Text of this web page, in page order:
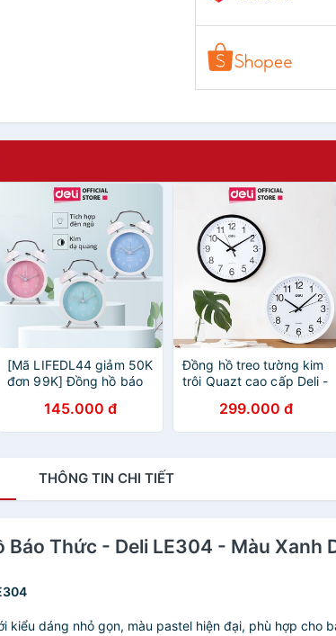
[Mã LIFEDL44 giảm 50K
đơn 99K] Đồng hồ báo
dương/Xanh lá/ Hồng -
8802
145.000 đ
Đồng hồ treo tường kim
trôi Quazt cao cấp Deli -
kèm móc treo giá shock
- 9005
299.000 đ
THÔNG TIN CHI TIẾT
Báo Thức - Deli LE304 - Màu Xanh
kiểu dáng nhỏ gọn, màu pastel hiện đại, phù hợp cho